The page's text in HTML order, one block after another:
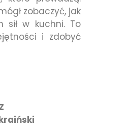
zobaczyć, jak
sił w kuchni. To
i zdobyć